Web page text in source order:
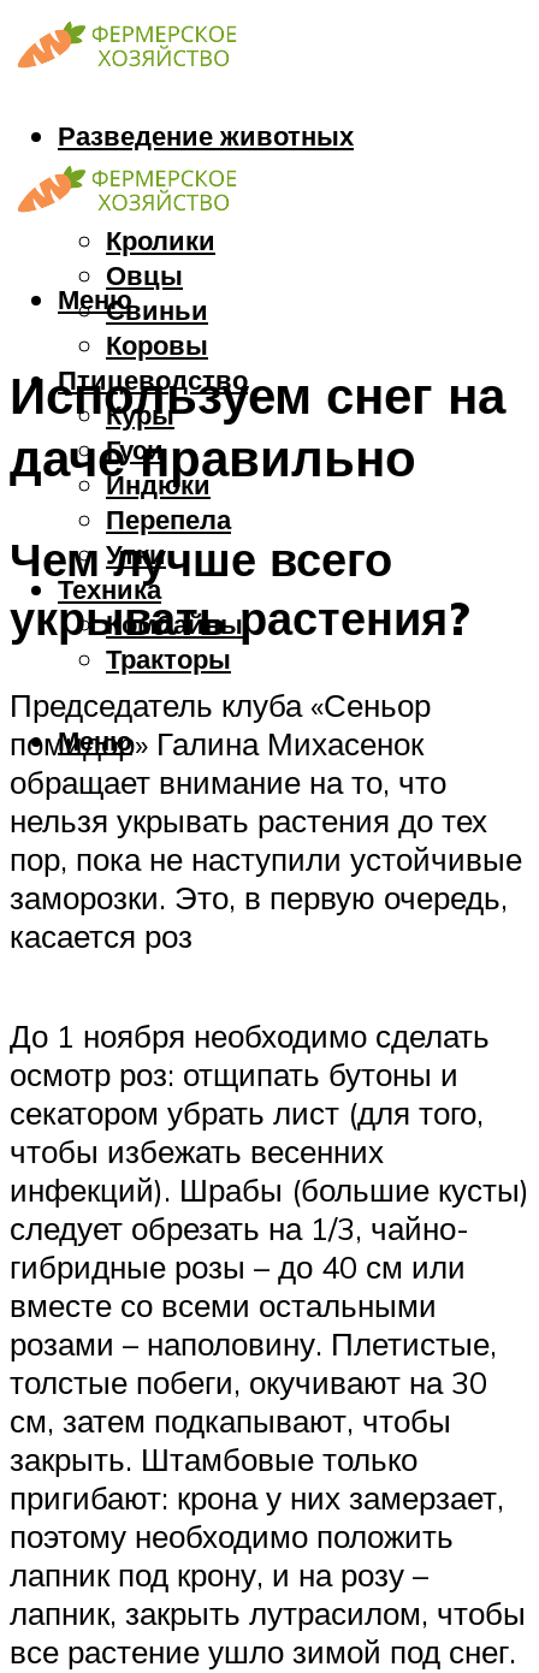
Разведение животных
Козы
Кони
Кролики
Овцы
Свиньи
Коровы
Птицеводство
Куры
Гуси
Индюки
Перепела
Утки
Техника
Комбайны
Тракторы
Меню
Меню
Используем снег на
даче правильно
Чем лучше всего
укрывать растения?
Председатель клуба «Сеньор
помидор» Галина Михасенок
обращает внимание на то, что
нельзя укрывать растения до тех
пор, пока не наступили устойчивые
заморозки. Это, в первую очередь,
касается роз
До 1 ноября необходимо сделать
осмотр роз: отщипать бутоны и
секатором убрать лист (для того,
чтобы избежать весенних
инфекций). Шрабы (большие кусты)
следует обрезать на 1/3, чайно-
гибридные розы – до 40 см или
вместе со всеми остальными
розами – наполовину. Плетистые,
толстые побеги, окучивают на 30
см, затем подкапывают, чтобы
закрыть. Штамбовые только
пригибают: крона у них замерзает,
поэтому необходимо положить
лапник под крону, и на розу –
лапник, закрыть лутрасилом, чтобы
все растение ушло зимой под снег.